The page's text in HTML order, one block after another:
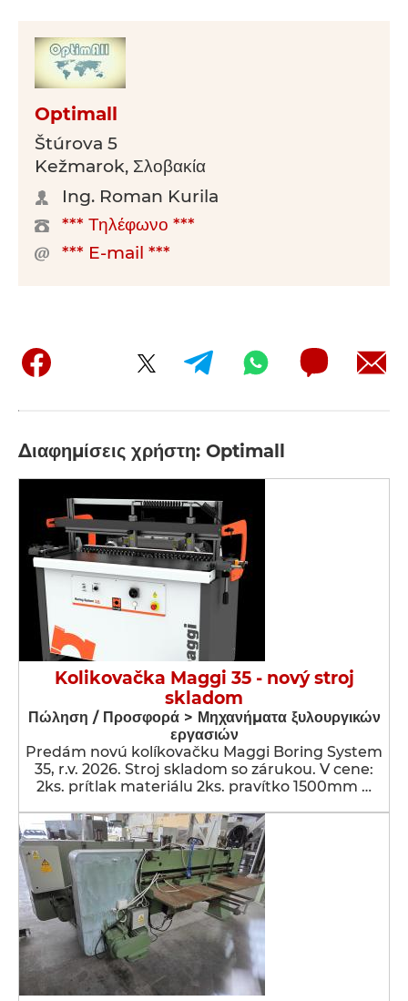
Optimall
Štúrova 5
Kežmarok, Σλοβακία
Ing. Roman Kurila
*** Τηλέφωνο ***
*** E-mail ***
Διαφημίσεις χρήστη: Optimall
Kolikovačka Maggi 35 - nový stroj
skladom
Πώληση / Προσφορά > Μηχανήματα ξυλουργικών
εργασιών
Predám novú kolíkovačku Maggi Boring System
35, r.v. 2026. Stroj skladom so zárukou. V cene:
2ks. prítlak materiálu 2ks. pravítko 1500mm …